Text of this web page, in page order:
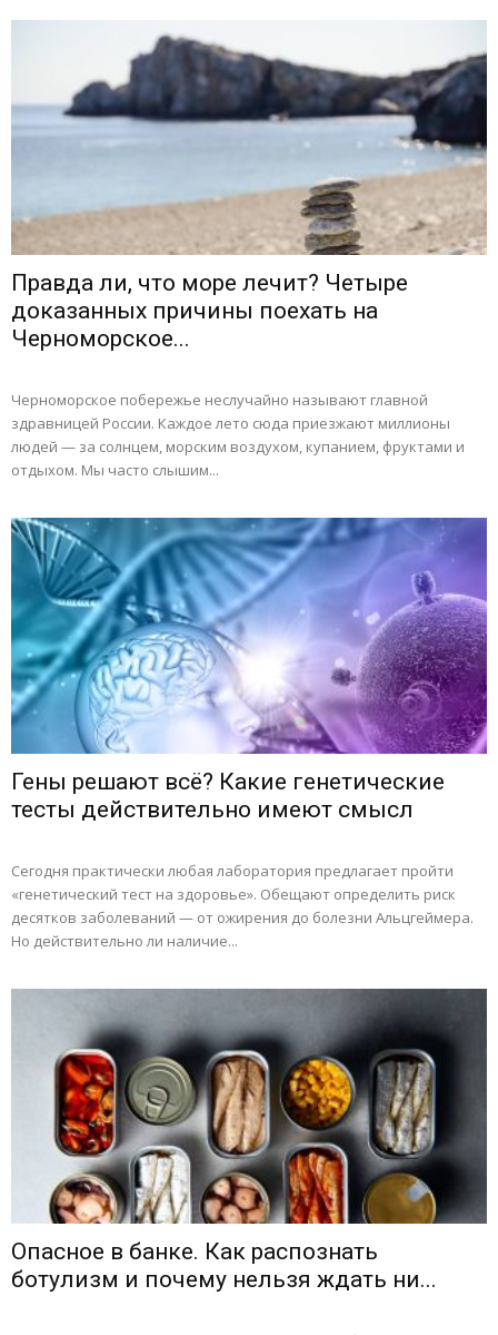
Правда ли, что море лечит? Четыре
доказанных причины поехать на
Черноморское...
Черноморское побережье неслучайно называют главной
здравницей России. Каждое лето сюда приезжают миллионы
людей — за солнцем, морским воздухом, купанием, фруктами и
отдыхом. Мы часто слышим...
Гены решают всё? Какие генетические
тесты действительно имеют смысл
Сегодня практически любая лаборатория предлагает пройти
«генетический тест на здоровье». Обещают определить риск
десятков заболеваний — от ожирения до болезни Альцгеймера.
Но действительно ли наличие...
Опасное в банке. Как распознать
ботулизм и почему нельзя ждать ни...